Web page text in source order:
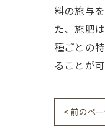
料の施与
た、施肥
種ごとの
ることが
< 前のペ